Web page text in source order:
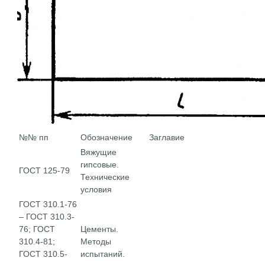
№№ пп Обозначение Заглавие
ГОСТ 125-79
Вяжущие
гипсовые.
Технические
условия
ГОСТ 310.1-76
– ГОСТ 310.3-
76; ГОСТ
310.4-81;
ГОСТ 310.5-
Цементы.
Методы
испытаний.